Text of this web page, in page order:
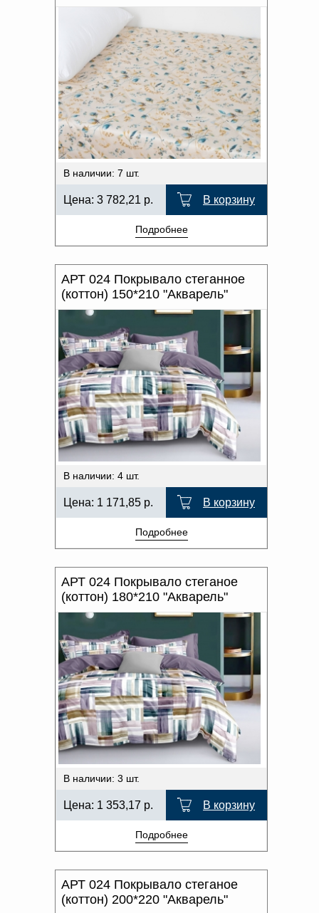
В наличии: 7 шт.
Цена: 3 782,21 р. В корзину
Подробнее
АРТ 024 Покрывало стеганное
(коттон) 150*210 "Акварель"
В наличии: 4 шт.
Цена: 1 171,85 р. В корзину
Подробнее
АРТ 024 Покрывало стеганое
(коттон) 180*210 "Акварель"
В наличии: 3 шт.
Цена: 1 353,17 р. В корзину
Подробнее
АРТ 024 Покрывало стеганое
(коттон) 200*220 "Акварель"